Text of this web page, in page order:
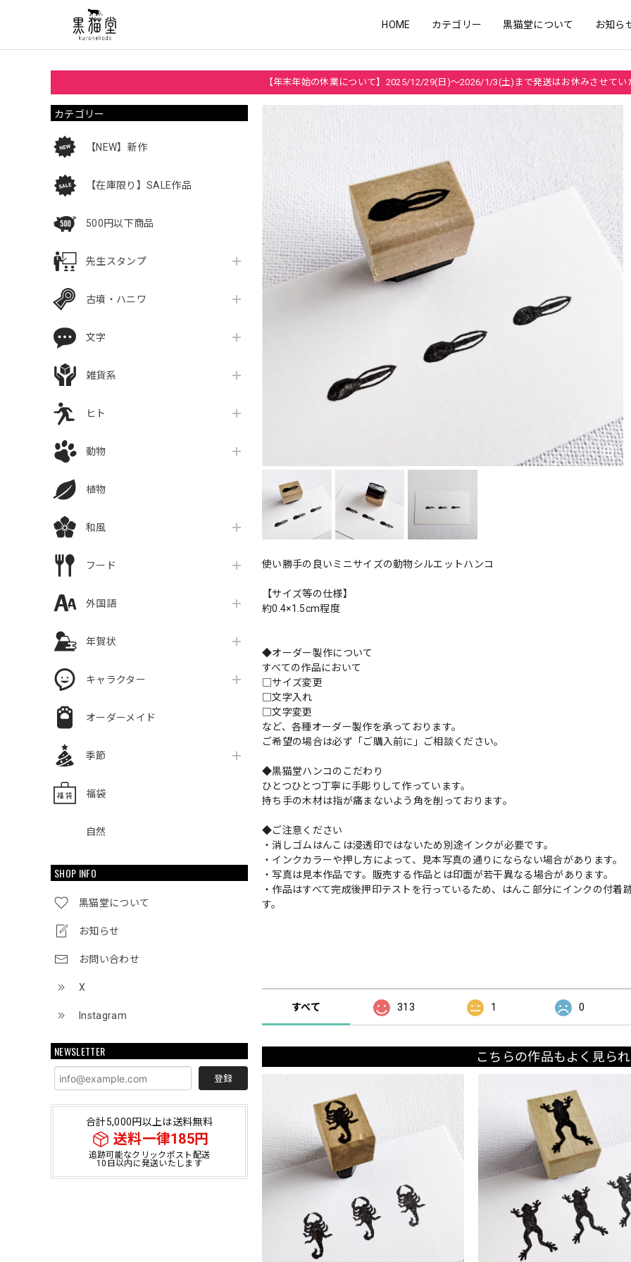
HOME カテゴリー 黒猫堂について お知ら
【年末年始の休業について】2025/12/29(日)～2026/1/3(土)まで発送はお休みさせてい
カテゴリー
【NEW】新作
【在庫限り】SALE作品
500円以下商品
先生スタンプ
古墳・ハニワ
文字
雑貨系
ヒト
動物
植物
和風
フード
外国語
年賀状
キャラクター
オーダーメイド
季節
福袋
自然
SHOP INFO
黒猫堂について
お知らせ
お問い合わせ
X
Instagram
NEWSLETTER
登録
合計5,000円以上は送料無料
送料一律185円
追跡可能なクリックポスト配送
10日以内に発送いたします
使い勝手の良いミニサイズの動物シルエットハンコ
【サイズ等の仕様】
約0.4×1.5cm程度
◆オーダー製作について
すべての作品において
□サイズ変更
□文字入れ
□文字変更
など、各種オーダー製作を承っております。
ご希望の場合は必ず「ご購入前に」ご相談ください。
◆黒猫堂ハンコのこだわり
ひとつひとつ丁寧に手彫りして作っています。
持ち手の木材は指が痛まないよう角を削っております。
◆ご注意ください
・消しゴムはんこは浸透印ではないため別途インクが必要です。
・インクカラーや押し方によって、見本写真の通りにならない場合があります。
・写真は見本作品です。販売する作品とは印面が若干異なる場合があります。
・作品はすべて完成後押印テストを行っているため、はんこ部分にインクの付
す。
すべて 313 1 0
こちらの作品もよく見ら